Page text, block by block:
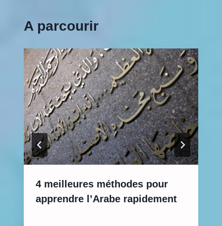
A parcourir
4 meilleures méthodes pour
apprendre l’Arabe rapidement